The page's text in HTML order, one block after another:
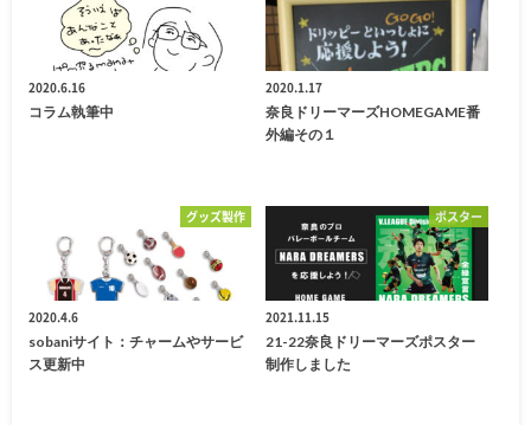
2020.6.16
コラム執筆中
2020.1.17
奈良ドリーマーズHOMEGAME番
外編その１
グッズ製作
2020.4.6
sobaniサイト：チャームやサービ
ス更新中
ポスター
2021.11.15
21-22奈良ドリーマーズポスター
制作しました